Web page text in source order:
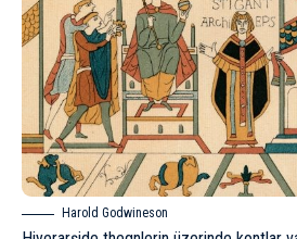
Harold Godwineson